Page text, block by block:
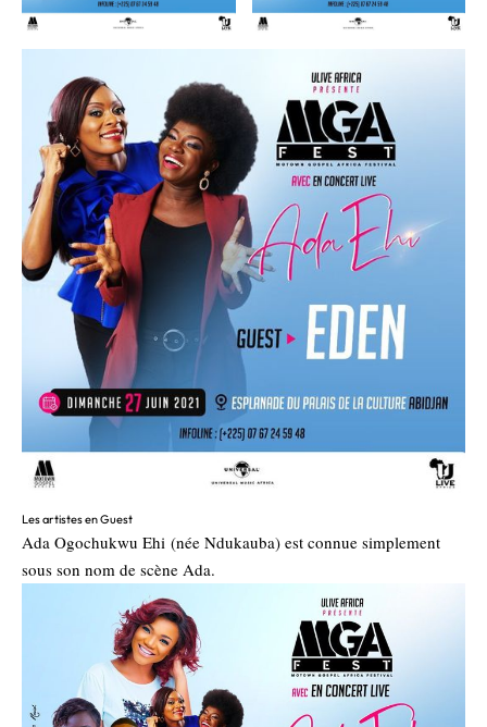
Les artistes en Guest
Ada Ogochukwu Ehi (née Ndukauba) est connue simplement
sous son nom de scène Ada.